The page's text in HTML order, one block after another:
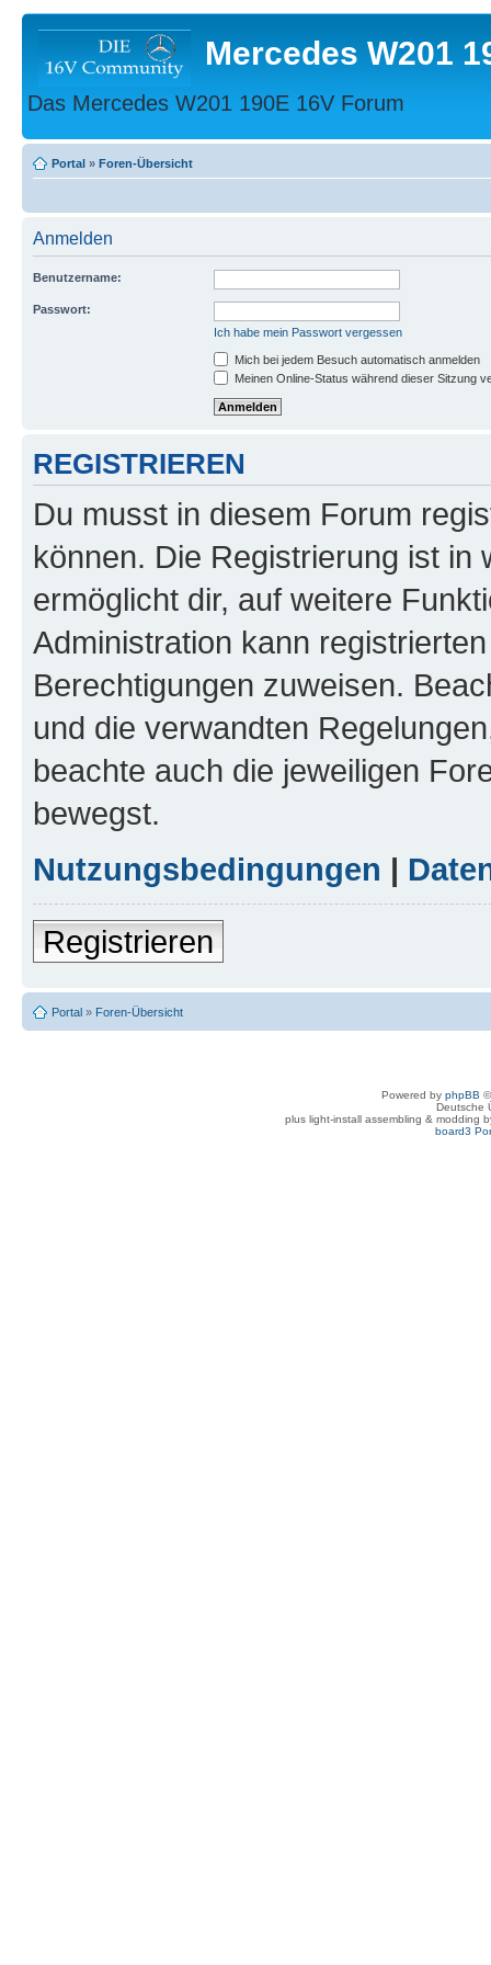
Mercedes W201
Das Mercedes W201 190E 16V Forum
Portal » Foren-Übersicht
Anmelden
Benutzername:
Passwort:
Ich habe mein Passwort vergessen
Mich bei jedem Besuch automatisch anmelden
Meinen Online-Status während dieser Sitzung
REGISTRIEREN
Du musst in diesem Forum
können. Die Registrierung ist in
ermöglicht dir, auf weitere
Administration kann
Berechtigungen zuweisen.
und die verwandten
beachte auch die jeweiligen
bewegst.
Nutzungsbedingungen |
Registrieren
Portal » Foren-Übersicht
Powered by phpBB
Deutsche
plus light-install assembling & modding
board3